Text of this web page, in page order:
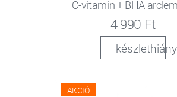
C-vitamin + BHA
4 990 Ft
készlethiány
AKCIÓ